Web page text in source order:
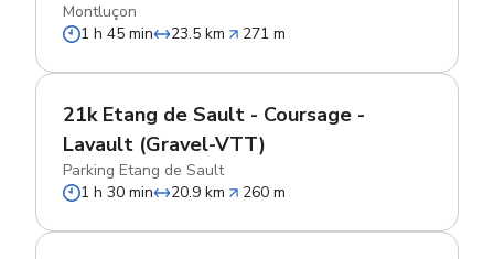
Montluçon
1 h 45 min
23.5 km 271 m
21k Etang de Sault - Coursage -
Lavault (Gravel-VTT)
Parking Etang de Sault
1 h 30 min
20.9 km 260 m